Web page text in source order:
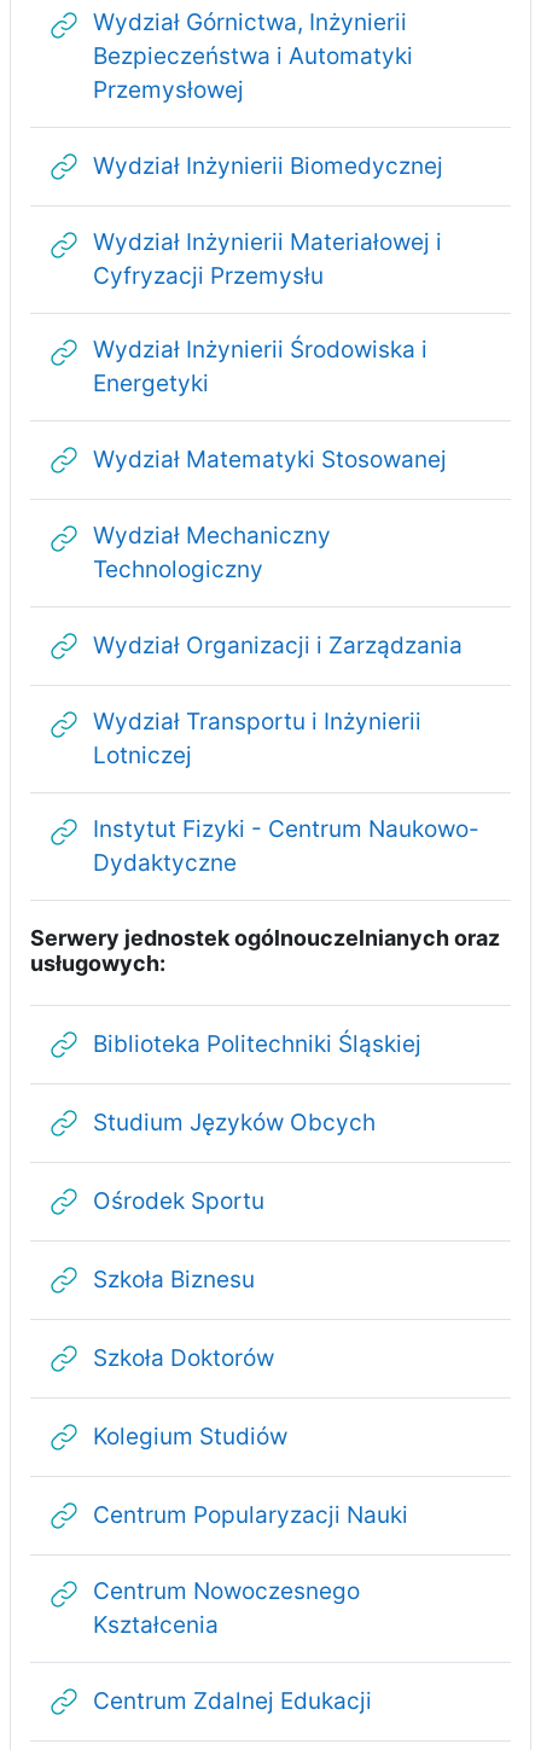
Wydział Górnictwa, Inżynierii
Bezpieczeństwa i Automatyki
Przemysłowej
Wydział Inżynierii Biomedycznej
Wydział Inżynierii Materiałowej i
Cyfryzacji Przemysłu
Wydział Inżynierii Środowiska i
Energetyki
Wydział Matematyki Stosowanej
Wydział Mechaniczny
Technologiczny
Wydział Organizacji i Zarządzania
Wydział Transportu i Inżynierii
Lotniczej
Instytut Fizyki - Centrum Naukowo-
Dydaktyczne
Serwery jednostek ogólnouczelnianych oraz
usługowych:
Biblioteka Politechniki Śląskiej
Studium Języków Obcych
Ośrodek Sportu
Szkoła Biznesu
Szkoła DoktorówAdres URL
Kolegium StudiówAdres URL
Centrum Popularyzacji Nauki
Centrum Nowoczesnego
Kształcenia
Centrum Zdalnej Edukacji